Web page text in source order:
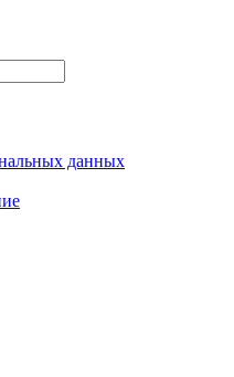
данных